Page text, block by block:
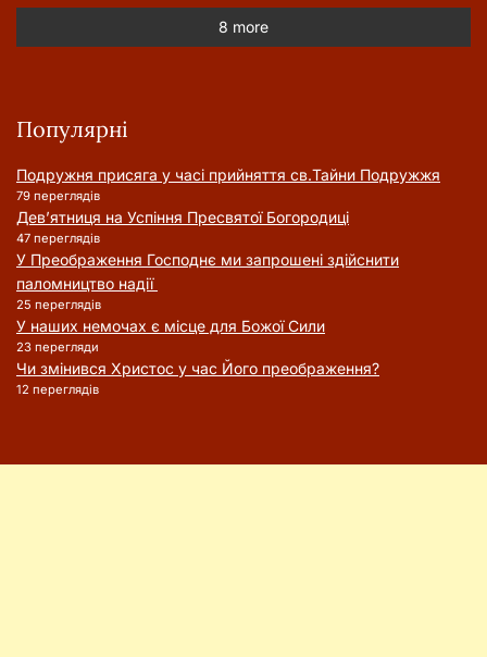
8 more
Популярні
Подружня присягa у часі прийняття cв.Тайни Подружжя
79 переглядів
Дев’ятниця на Успіння Пресвятої Богородиці
47 переглядів
У Преображення Господнє ми запрошені здійснити
паломництво надії
25 переглядів
У наших немочах є місце для Божої Сили
23 перегляди
Чи змінився Христос у час Його преображення?
12 переглядів